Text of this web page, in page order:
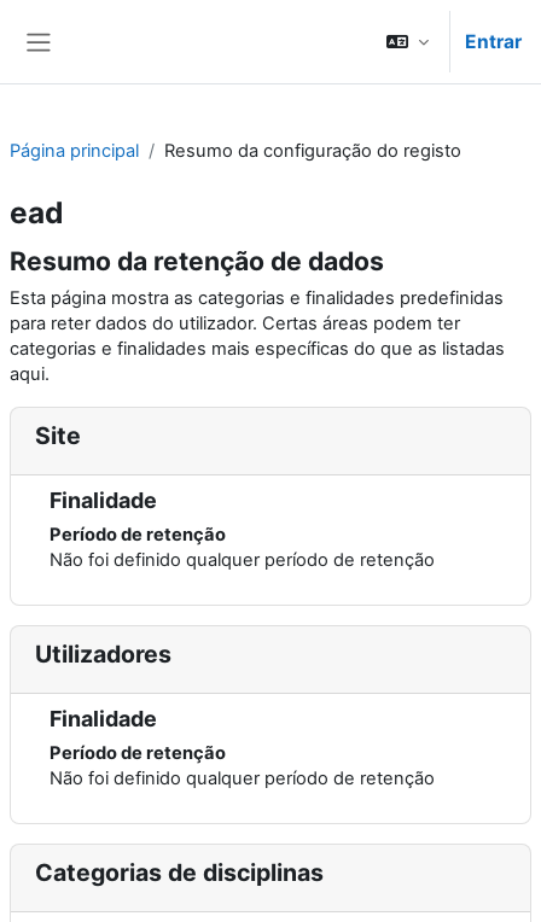
Entrar
Página principal Resumo da configuração do registo
ead
Resumo da retenção de dados
Esta página mostra as categorias e finalidades predefinidas
para reter dados do utilizador. Certas áreas podem ter
categorias e finalidades mais específicas do que as listadas
aqui.
Site
Finalidade
Período de retenção
Não foi definido qualquer período de retenção
Utilizadores
Finalidade
Período de retenção
Não foi definido qualquer período de retenção
Categorias de disciplinas